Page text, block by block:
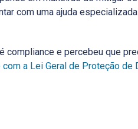
com uma ajuda
compliance e percebeu que
a Lei Geral de Proteção de